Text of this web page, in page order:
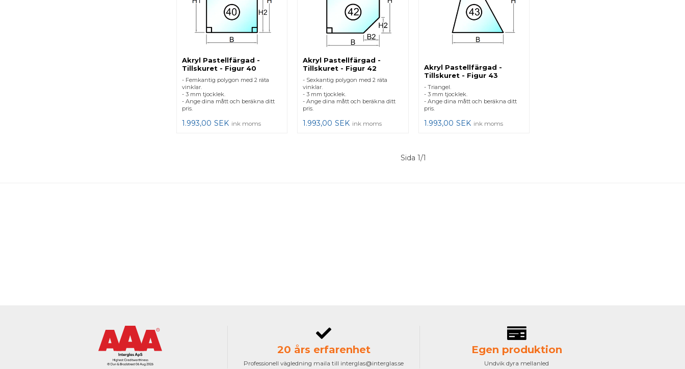
Akryl Pastellfärgad -
Tillskuret - Figur 40
- Femkantig polygon med 2 räta
vinklar.
- 3 mm tjocklek.
- Ange dina mått och beräkna ditt
pris.
1.993,00 SEK ink moms
Akryl Pastellfärgad -
Tillskuret - Figur 42
- Sexkantig polygon med 2 räta
vinklar.
- 3 mm tjocklek.
- Ange dina mått och beräkna ditt
pris.
1.993,00 SEK ink moms
Akryl Pastellfärgad -
Tillskuret - Figur 43
- Triangel.
- 3 mm tjocklek.
- Ange dina mått och beräkna ditt
pris.
1.993,00 SEK ink moms
Sida 1/1
20 års erfarenhet
Professionell vägledning maila till interglas@interglas.se
Egen produktion
Undvik dyra mellanled